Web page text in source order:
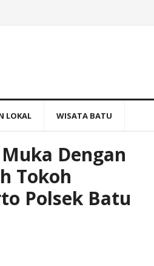
LOKAL WISATA BATU
Dengan
Tokoh
Polsek Batu